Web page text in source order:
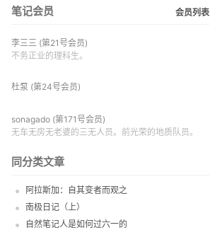
笔记会员 会员列表
李三三 (第21号会员)
不务正业的理科生。
杜泵 (第24号会员)
sonagado (第171号会员)
无车无房无老婆的三无人员。前光荣的地质队员。
同分类文章
阿拉斯加：自其变者而观之
南极日记（上）
自然笔记人是如何过六一的